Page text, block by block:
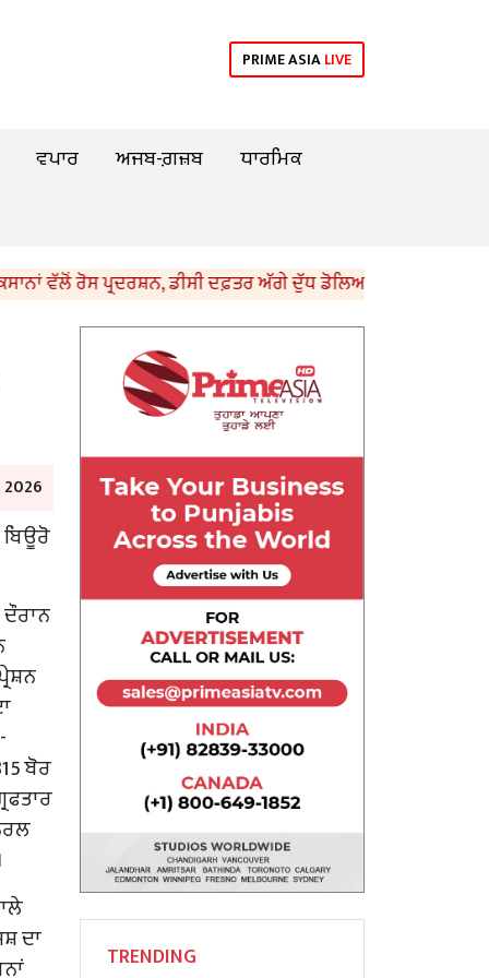
PRIME ASIALIVE
ਵਪਾਰ ਅਜਬ-ਗ਼ਜ਼ਬ
ਧਾਰਮਿਕ
ਵੱਲੋਂ ਰੋਸ ਪ੍ਰਦਰਸ਼ਨ, ਡੀਸੀ ਦਫ਼ਤਰ ਅੱਗੇ ਦੁੱਧ ਡੋਲਿਆ
ਬੋਰ
ਦਾ
TRENDING